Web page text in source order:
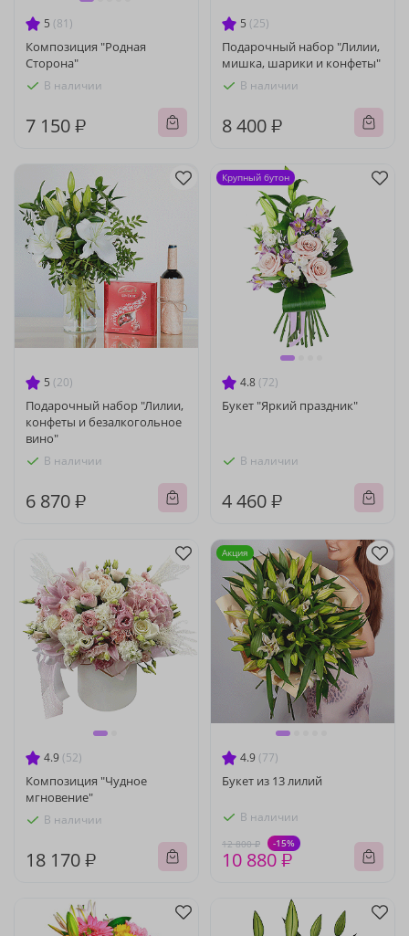
5 (81)
Композиция "Родная
Сторона"
В наличии
7 150 ₽
5 (25)
Подарочный набор "Лилии,
мишка, шарики и конфеты"
В наличии
8 400 ₽
5 (20)
Подарочный набор "Лилии,
конфеты и безалкогольное
вино"
В наличии
6 870 ₽
4.8 (72)
Букет "Яркий праздник"
В наличии
4 460 ₽
Крупный бутон
4.9 (52)
Композиция "Чудное
мгновение"
В наличии
18 170 ₽
4.9 (77)
Букет из 13 лилий
В наличии
12 800 ₽ -15%
10 880 ₽
Акция